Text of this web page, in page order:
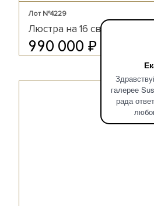
галерее
рада
Лот №4229
Люстра на 16 светоточек
990 000 ₽